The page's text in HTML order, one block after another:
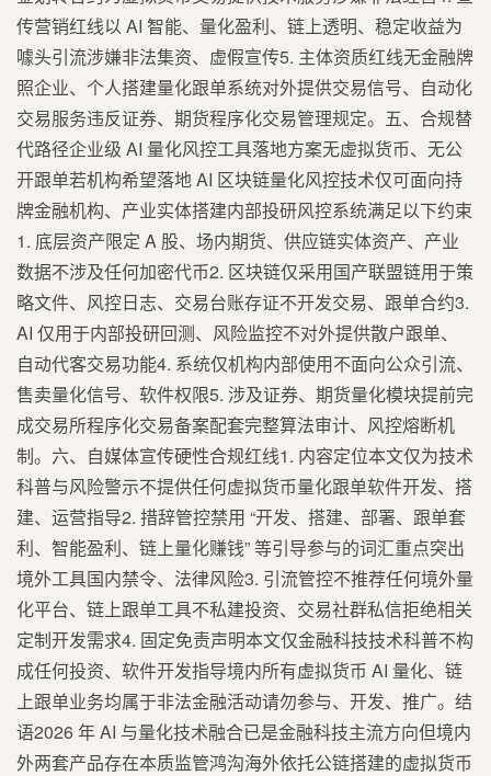
传营销红线以 AI 智能、量化盈利、链上透明、稳定收益为
噱头引流涉嫌非法集资、虚假宣传5. 主体资质红线无金融牌
照企业、个人搭建量化跟单系统对外提供交易信号、自动化
交易服务违反证券、期货程序化交易管理规定。五、合规替
代路径企业级 AI 量化风控工具落地方案无虚拟货币、无公
开跟单若机构希望落地 AI 区块链量化风控技术仅可面向持
牌金融机构、产业实体搭建内部投研风控系统满足以下约束
1. 底层资产限定 A 股、场内期货、供应链实体资产、产业
数据不涉及任何加密代币2. 区块链仅采用国产联盟链用于策
略文件、风控日志、交易台账存证不开发交易、跟单合约3.
AI 仅用于内部投研回测、风险监控不对外提供散户跟单、
自动代客交易功能4. 系统仅机构内部使用不面向公众引流、
售卖量化信号、软件权限5. 涉及证券、期货量化模块提前完
成交易所程序化交易备案配套完整算法审计、风控熔断机
制。六、自媒体宣传硬性合规红线1. 内容定位本文仅为技术
科普与风险警示不提供任何虚拟货币量化跟单软件开发、搭
建、运营指导2. 措辞管控禁用 “开发、搭建、部署、跟单套
利、智能盈利、链上量化赚钱” 等引导参与的词汇重点突出
境外工具国内禁令、法律风险3. 引流管控不推荐任何境外量
化平台、链上跟单工具不私建投资、交易社群私信拒绝相关
定制开发需求4. 固定免责声明本文仅金融科技技术科普不构
成任何投资、软件开发指导境内所有虚拟货币 AI 量化、链
上跟单业务均属于非法金融活动请勿参与、开发、推广。结
语2026 年 AI 与量化技术融合已是金融科技主流方向但境内
外两套产品存在本质监管鸿沟海外依托公链搭建的虚拟货币